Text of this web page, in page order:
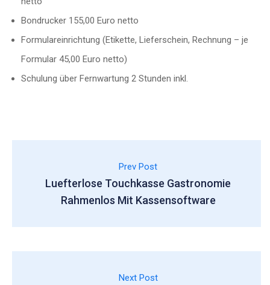
Bondrucker 155,00 Euro netto
Formulareinrichtung (Etikette, Lieferschein, Rechnung – je
Formular 45,00 Euro netto)
Schulung über Fernwartung 2 Stunden inkl.
Prev Post
Luefterlose Touchkasse Gastronomie
Rahmenlos Mit Kassensoftware
Next Post